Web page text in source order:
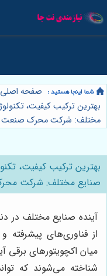
صفحه اصلی
بهترین ترکیب کیفیت،
مختلف: شرکت محرک صنعت
بهترین ترکیب کیفیت،
صنایع مختلف: شرکت
آینده صنایع مختلف در
از فناوری‌های پیشرفته
میان اکچویتورهای برقی
شناخته می‌شوند که